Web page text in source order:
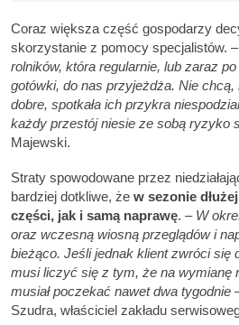
Coraz większa część gospodarzy
skorzystanie z pomocy specjalistów. –
rolników, która regularnie, lub zaraz
gotówki, do nas przyjeżdża. Nie
dobre, spotkała ich przykra
każdy przestój niesie ze sobą ryzyko
Majewski.
Straty spowodowane przez
bardziej dotkliwe, że w sezonie
części, jak i samą naprawę. – W
oraz wczesną wiosną przeglądów i
bieżąco. Jeśli jednak klient zwróci się
musi liczyć się z tym, że na wymianę
musiał poczekać nawet dwa tygodnie
Szudra, właściciel zakładu